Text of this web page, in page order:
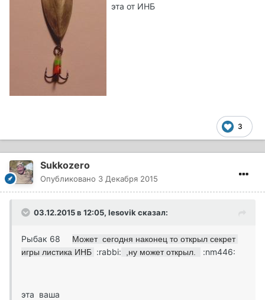
эта от ИНБ
3
Sukkozero
Опубликовано 3 Декабря 2015
03.12.2015 в 12:05, lesovik сказал:
Рыбак 68 Может сегодня наконец то открыл секрет
игры листика ИНБ :rabbi: ,ну может открыл. :nm446:
эта ваша